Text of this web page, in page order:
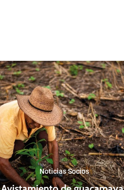
Noticias Socios